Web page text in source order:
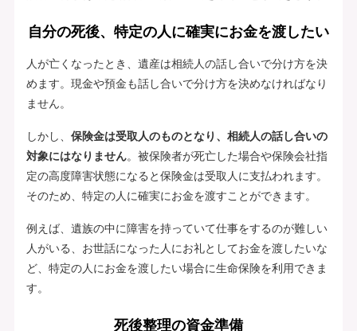
自分の死後、特定の人に確実にお金を渡したい
人が亡くなったとき、遺産は相続人の話し合いで分け方を決
めます。現金や預金も話し合いで分け方を決めなければなり
ません。
しかし、 保険金は受取人のものとなり、相続人の話し合いの
対象にはなりません。被保険者が死亡した場合や保険会社指
定の高度障害状態になると保険金は受取人に支払われます。
そのため、特定の人に確実にお金を渡すことができます。
例えば、遺族の中に障害を持っていて仕事をするのが難しい
人がいる、お世話になった人にお礼としてお金を渡したいな
ど、特定の人にお金を渡したい場合に生命保険を利用できま
す。
死後整理の資金準備